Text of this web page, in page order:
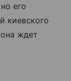
его
киевского
ждет